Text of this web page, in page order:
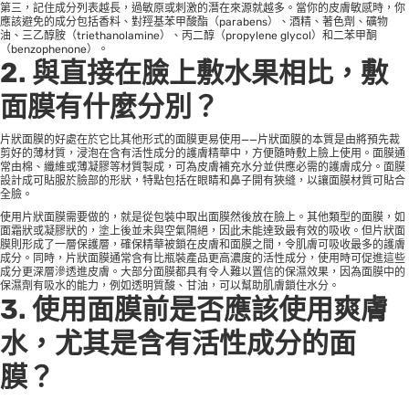
第三，記住成分列表越長，過敏原或刺激的潛在來源就越多。當你的皮膚敏感時，你
應該避免的成分包括香料、對羥基苯甲酸酯（parabens）、酒精、著色劑、礦物
油、三乙醇胺（triethanolamine）、丙二醇（propylene glycol）和二苯甲酮
（benzophenone）。
2. 與直接在臉上敷水果相比，敷
面膜有什麼分別？
片狀面膜的好處在於它比其他形式的面膜更易使用——片狀面膜的本質是由將預先裁
剪好的薄材質，浸泡在含有活性成分的護膚精華中，方便隨時敷上臉上使用。面膜通
常由棉、纖維或薄凝膠等材質製成，可為皮膚補充水分並供應必需的護膚成分。面膜
設計成可貼服於臉部的形狀，特點包括在眼睛和鼻子開有狹縫，以讓面膜材質可貼合
全臉。
使用片狀面膜需要做的，就是從包裝中取出面膜然後放在臉上。其他類型的面膜，如
面霜狀或凝膠狀的，塗上後並未與空氣隔絕，因此未能達致最有效的吸收。但片狀面
膜則形成了一層保護層，確保精華被鎖在皮膚和面膜之間，令肌膚可吸收最多的護膚
成分。同時，片狀面膜通常含有比瓶裝產品更高濃度的活性成分，使用時可促進這些
成分更深層滲透進皮膚。大部分面膜都具有令人難以置信的保濕效果，因為面膜中的
保濕劑有吸水的能力，例如透明質酸、甘油，可以幫助肌膚鎖住水分。
3. 使用面膜前是否應該使用爽膚
水，尤其是含有活性成分的面
膜？